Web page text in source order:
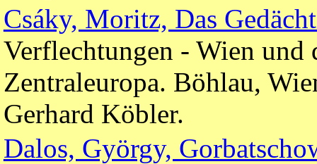
Csáky, Moritz, Das
Verflechtungen - Wien
Zentraleuropa. Böhlau,
Gerhard Köbler.
Dalos, György,